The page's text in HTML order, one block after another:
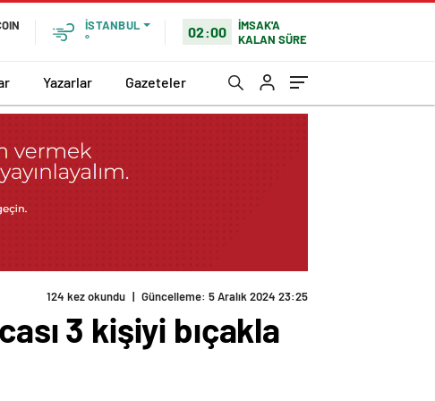
İSTANBUL
°
02:00
İMSAK'A
KALAN SÜRE
Yazarlar Gazeteler
3 kişiyi bıçakla